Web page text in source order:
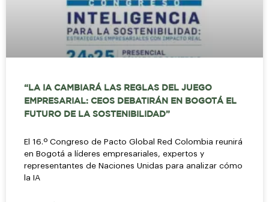
“LA IA CAMBIARÁ LAS REGLAS DEL JUEGO
EMPRESARIAL: CEOS DEBATIRÁN EN BOGOTÁ EL
FUTURO DE LA SOSTENIBILIDAD”
El 16.º Congreso de Pacto Global Red Colombia reunirá
en Bogotá a líderes empresariales, expertos y
representantes de Naciones Unidas para analizar cómo
la IA